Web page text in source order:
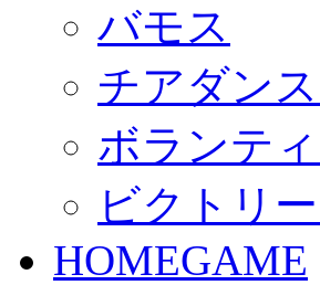
バモス
チアダン
ボランテ
ビクトリ
HOMEGAME